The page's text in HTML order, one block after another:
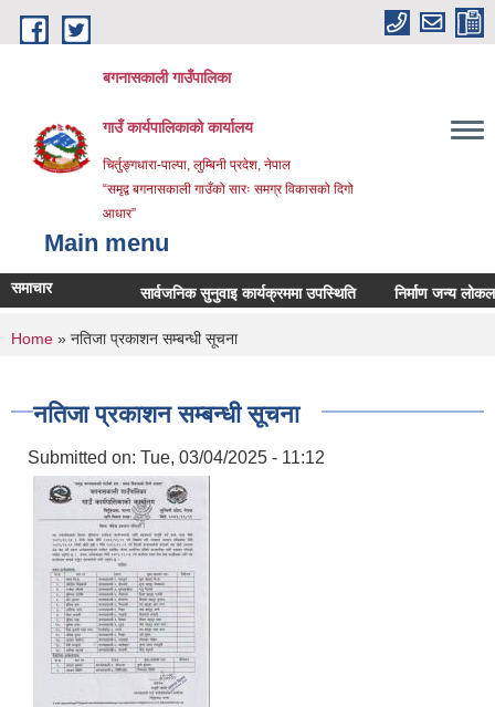
Skip to main content
बगनासकाली गाउँपालिका
गाउँ कार्यपालिकाको कार्यालय
चिर्तुङ्गधारा-पाल्पा, लुम्बिनी प्रदेश, नेपाल
“समृद्व बगनासकाली गाउँको सारः समग्र विकासको दिगो
आधार”
Main menu
समाचार सार्वजनिक सुनुवाइ कार्यक्रममा उपस्थिति निर्माण जन्य लोकल
You are here
Home » नतिजा प्रकाशन सम्बन्धी सूचना
नतिजा प्रकाशन सम्बन्धी सूचना
Submitted on: Tue, 03/04/2025 - 11:12